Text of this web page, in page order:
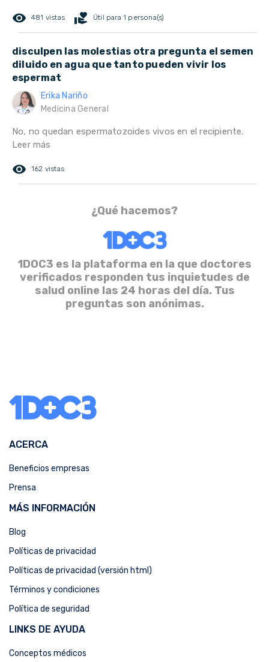
remove_red_eye 481 vistas volunteer_activism Útil para 1 persona(s)
disculpen las molestias otra pregunta el semen
diluido en agua que tanto pueden vivir los
espermat
Erika Nariño
Medicina General
No, no quedan espermatozoides vivos en el recipiente.
Leer más
remove_red_eye 162 vistas
¿Qué hacemos?
1DOC3 es la plataforma en la que doctores
verificados responden tus inquietudes de
salud online las 24 horas del día. Tus
preguntas son anónimas.
ACERCA
Beneficios empresas
Prensa
MÁS INFORMACIÓN
Blog
Políticas de privacidad
Políticas de privacidad (versión html)
Términos y condiciones
Política de seguridad
LINKS DE AYUDA
Conceptos médicos